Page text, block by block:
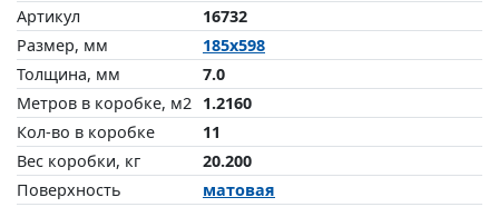
Артикул
16732
Размер, мм
185x598
Толщина, мм
7.0
Метров в коробке, м2 1.2160
Кол-во в коробке
11
Вес коробки, кг
20.200
Поверхность
матовая